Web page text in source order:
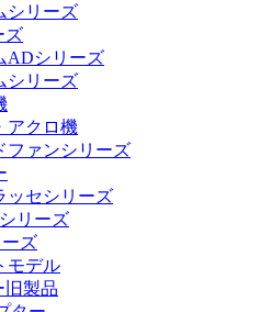
シリーズ
ズ
ADシリーズ
シリーズ
アクロ機
ファンシリーズ
ッセシリーズ
リーズ
ズ
モデル
旧製品